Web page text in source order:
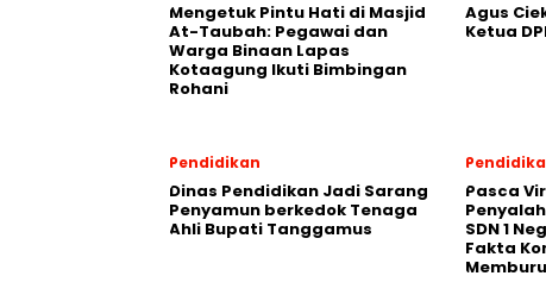
Mengetuk Pintu Hati di Masjid
At-Taubah: Pegawai dan
Warga Binaan Lapas
Kotaagung Ikuti Bimbingan
Rohani
Agus
Ketua
Pendidikan
Dinas Pendidikan Jadi Sarang
Penyamun berkedok Tenaga
Ahli Bupati Tanggamus
Pasca
SDN 1
Fakta